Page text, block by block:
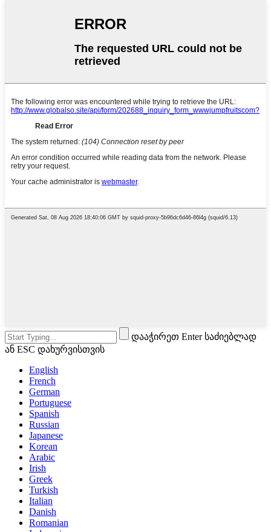
დააჭირეთ Enter საძიებლად
ან ESC დახურვისთვის
English
French
German
Portuguese
Spanish
Russian
Japanese
Korean
Arabic
Irish
Greek
Turkish
Italian
Danish
Romanian